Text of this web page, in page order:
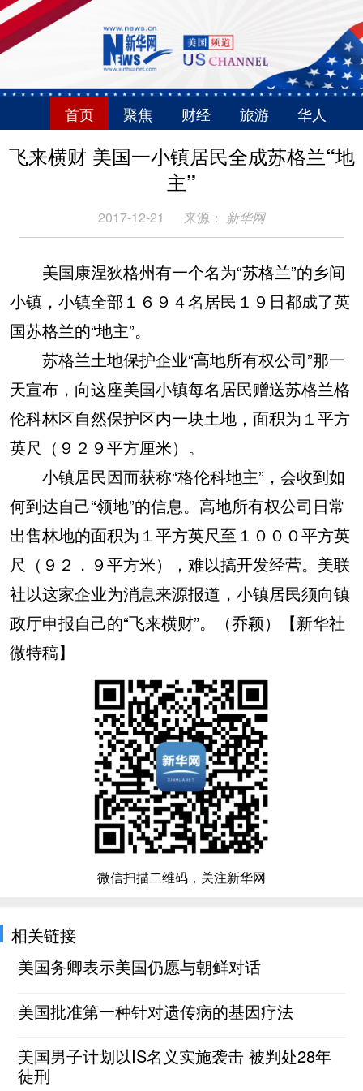
首页 聚焦 财经 旅游 华人
飞来横财 美国一小镇居民全成苏格兰“地
主”
2017-12-21 来源： 新华网
美国康涅狄格州有一个名为“苏格兰”的乡间
小镇，小镇全部１６９４名居民１９日都成了英
国苏格兰的“地主”。
苏格兰土地保护企业“高地所有权公司”那一
天宣布，向这座美国小镇每名居民赠送苏格兰格
伦科林区自然保护区内一块土地，面积为１平方
英尺（９２９平方厘米）。
小镇居民因而获称“格伦科地主”，会收到如
何到达自己“领地”的信息。高地所有权公司日常
出售林地的面积为１平方英尺至１０００平方英
尺（９２．９平方米），难以搞开发经营。美联
社以这家企业为消息来源报道，小镇居民须向镇
政厅申报自己的“飞来横财”。（乔颖）【新华社
微特稿】
微信扫描二维码，关注新华网
相关链接
美国务卿表示美国仍愿与朝鲜对话
美国批准第一种针对遗传病的基因疗法
美国男子计划以IS名义实施袭击 被判处28年
徒刑